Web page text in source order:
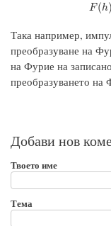
F(h)
Така например,
преобразуване на
на Фурие на
преобразуването на
Добави нов
Твоето име
Тема